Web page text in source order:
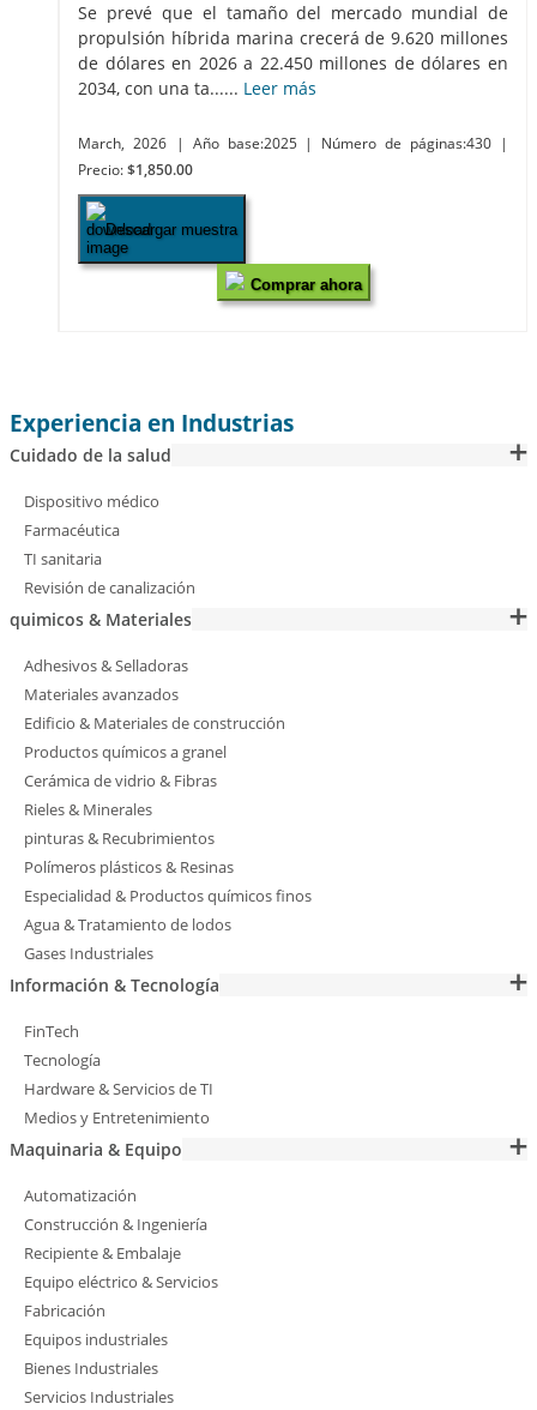
Se prevé que el tamaño del mercado mundial de
propulsión híbrida marina crecerá de 9.620 millones
de dólares en 2026 a 22.450 millones de dólares en
2034, con una ta...... Leer más
March, 2026 | Año base:2025 | Número de páginas:430
|
Precio: $1,850.00
Descargar muestra
Comprar ahora
Experiencia en Industrias
Cuidado de la salud
Dispositivo médico
Farmacéutica
TI sanitaria
Revisión de canalización
quimicos & Materiales
Adhesivos & Selladoras
Materiales avanzados
Edificio & Materiales de construcción
Productos químicos a granel
Cerámica de vidrio & Fibras
Rieles & Minerales
pinturas & Recubrimientos
Polímeros plásticos & Resinas
Especialidad & Productos químicos finos
Agua & Tratamiento de lodos
Gases Industriales
Información & Tecnología
FinTech
Tecnología
Hardware & Servicios de TI
Medios y Entretenimiento
Maquinaria & Equipo
Automatización
Construcción & Ingeniería
Recipiente & Embalaje
Equipo eléctrico & Servicios
Fabricación
Equipos industriales
Bienes Industriales
Servicios Industriales